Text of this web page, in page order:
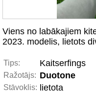
Viens no labākajiem
2023. modelis, lietots
Tips: Kaitserfings
Ražotājs: Duotone
Stāvoklis: lietota